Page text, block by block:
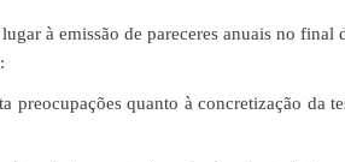
à emissão de pareceres anuais no final
quanto à concretização da